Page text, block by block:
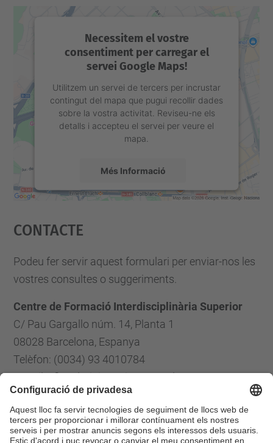
Necessitem el vostre
consentiment per carregar el
servei Google Maps!
Utilitzem un servei de tercers per incrustar
contingut del mapa que pugui recollir dades
sobre la vostra activitat. Reviseu-ne els
detalls i accepteu el servei per veure el
mapa.
Més Informació
powered by
Contacte
Podeu fer servir aquest formulari per enviar-nos les
vostres consultes o suggeriments.
Centre de Formació Interdisciplinària Superior
C/ Pau Gargallo núm. 14, Planta 1
08028 Barcelona, Espanya
Telèfon: (0034) 93 4010784
E-mail: cfis.administracio@upc.edu
Formulari de contacte
Llista Xarxes Socials